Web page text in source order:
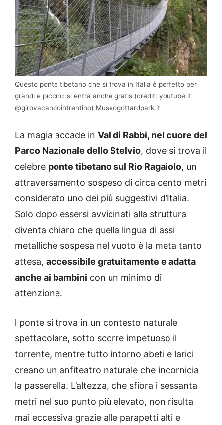
Questo ponte tibetano che si trova in Italia è perfetto per
grandi e piccini: si entra anche gratis (credit: youtube.it
@girovacandointrentino) Museogottardpark.it
La magia accade in Val di Rabbi, nel cuore del
Parco Nazionale dello Stelvio, dove si trova il
celebre ponte tibetano sul Rio Ragaiolo, un
attraversamento sospeso di circa cento metri
considerato uno dei più suggestivi d’Italia.
Solo dopo essersi avvicinati alla struttura
diventa chiaro che quella lingua di assi
metalliche sospesa nel vuoto è la meta tanto
attesa, accessibile gratuitamente e adatta
anche ai bambini con un minimo di
attenzione.
l ponte si trova in un contesto naturale
spettacolare, sotto scorre impetuoso il
torrente, mentre tutto intorno abeti e larici
creano un anfiteatro naturale che incornicia
la passerella. L’altezza, che sfiora i sessanta
metri nel suo punto più elevato, non risulta
mai eccessiva grazie alle parapetti alti e